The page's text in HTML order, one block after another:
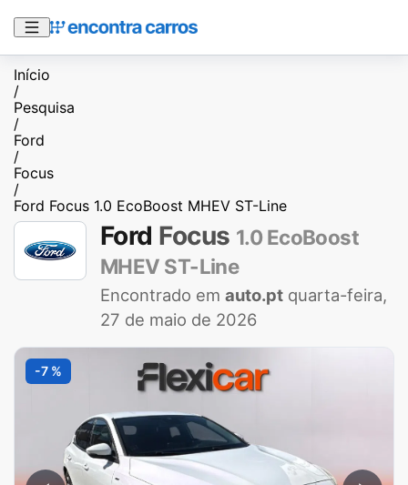
Início
/
Pesquisa
/
Ford
/
Focus
/
Ford Focus 1.0 EcoBoost MHEV ST-Line
Ford Focus 1.0 EcoBoost
MHEV ST-Line
Encontrado em auto.pt quarta-feira,
27 de maio de 2026
-7 %